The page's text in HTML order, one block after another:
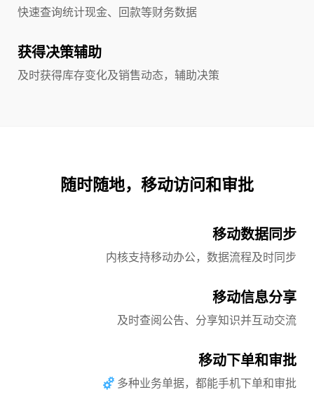
快速查询统计现金、回款等财务数据
获得决策辅助
及时获得库存变化及销售动态，辅助决策
随时随地，移动访问和审批
移动数据同步
内核支持移动办公，数据流程及时同步
移动信息分享
及时查阅公告、分享知识并互动交流
移动下单和审批
多种业务单据，都能手机下单和审批